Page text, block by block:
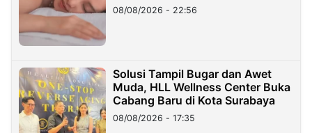
08/08/2026 - 22:56
Solusi Tampil Bugar dan Awet
Muda, HLL Wellness Center Buka
Cabang Baru di Kota Surabaya
08/08/2026 - 17:35